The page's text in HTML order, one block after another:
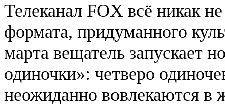
Телеканал FOX всё никак
формата, придуманного
марта вещатель запускает
одиночки»: четверо
неожиданно вовлекаются в